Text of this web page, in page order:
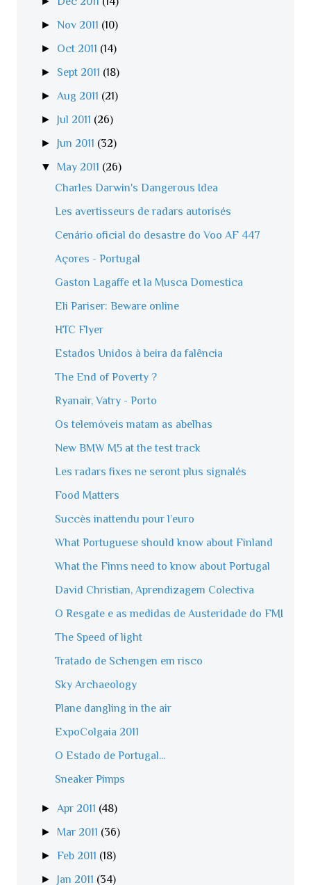
►Nov 2011 (10)
► Oct 2011 (14)
► Sept 2011 (18)
► Aug 2011 (21)
► Jul 2011 (26)
► Jun 2011 (32)
▼ May 2011 (26)
Charles Darwin's Dangerous Idea
Les avertisseurs de radars autorisés
Cenário oficial do desastre do Voo AF 447
Açores - Portugal
Gaston Lagaffe et la Musca Domestica
Eli Pariser: Beware online
HTC Flyer
Estados Unidos à beira da falência
The End of Poverty ?
Ryanair, Vatry - Porto
Os telemóveis matam as abelhas
New BMW M5 at the test track
Les radars fixes ne seront plus signalés
Food Matters
Succès inattendu pour l’euro
What Portuguese should know about Finland
What the Finns need to know about Portugal
David Christian, Aprendizagem Colectiva
O Resgate e as medidas de Austeridade do FMI
The Speed of light
Tratado de Schengen em risco
Sky Archaeology
Plane dangling in the air
ExpoColgaia 2011
O Estado de Portugal...
Sneaker Pimps
► Apr 2011 (48)
► Mar 2011 (36)
►Feb 2011 (18)
► Jan 2011 (34)